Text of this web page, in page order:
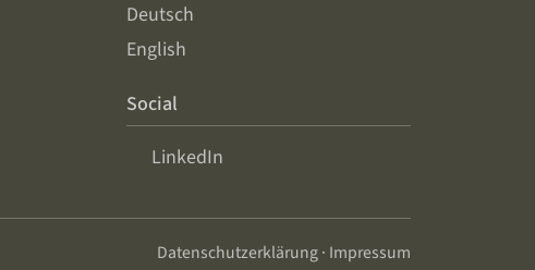
Deutsch
English
Social
LinkedIn
Datenschutzerklärung· Impressum